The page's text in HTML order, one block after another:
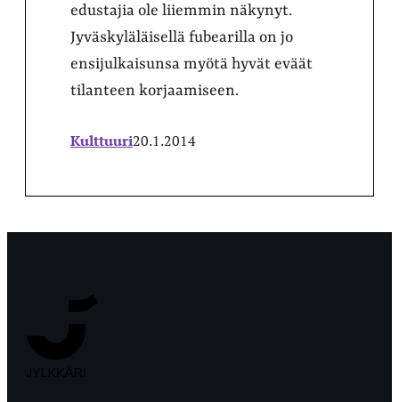
edustajia ole liiemmin näkynyt.
Jyväskyläläisellä fubearilla on jo
ensijulkaisunsa myötä hyvät eväät
tilanteen korjaamiseen.
Kulttuuri20.1.2014